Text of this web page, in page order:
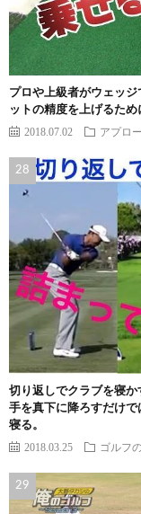
プロや上級者がウェッ
ットの精度を上げるた
2018.07.02 アプロ
切り返しでクラブを寝
手を真下に降ろすだけ
寝る。
2018.03.25 ゴルフ